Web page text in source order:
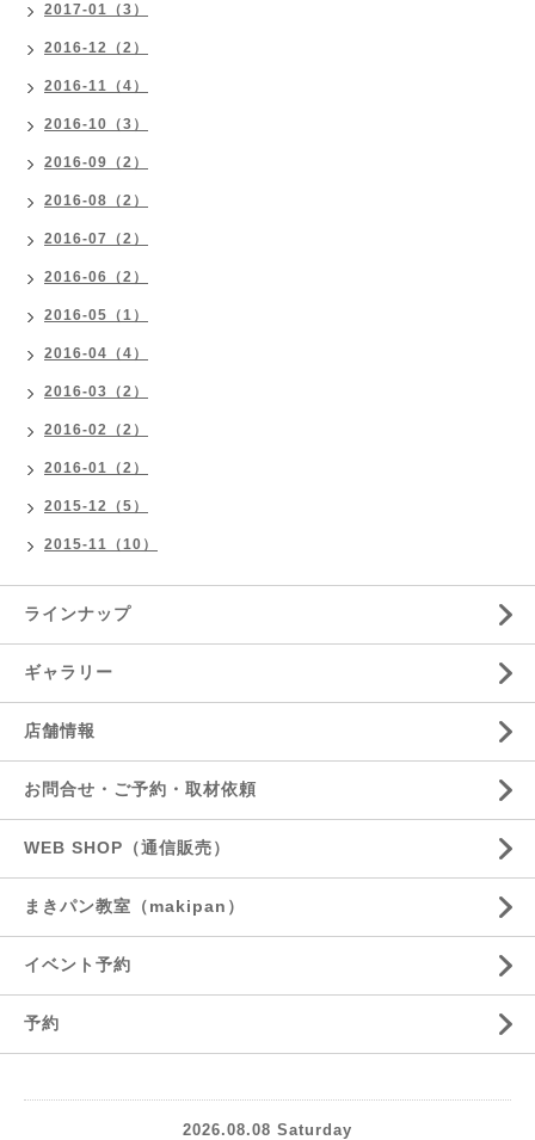
2017-01（3）
2016-12（2）
2016-11（4）
2016-10（3）
2016-09（2）
2016-08（2）
2016-07（2）
2016-06（2）
2016-05（1）
2016-04（4）
2016-03（2）
2016-02（2）
2016-01（2）
2015-12（5）
2015-11（10）
ラインナップ
ギャラリー
店舗情報
お問合せ・ご予約・取材依頼
WEB SHOP（通信販売）
まきパン教室（makipan）
イベント予約
予約
2026.08.08 Saturday